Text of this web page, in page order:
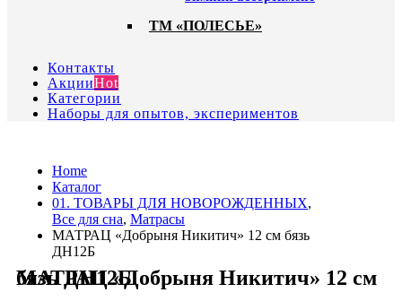
ТМ «ПОЛЕСЬЕ»
Контакты
АкцииHot
Категории
Наборы для опытов, экспериментов
Home
Каталог
01. ТОВАРЫ ДЛЯ НОВОРОЖДЕННЫХ,
Все для сна, Матрасы
МАТРАЦ «Добрыня Никитич» 12 см бязь
ДН12Б
МАТРАЦ «Добрыня Никитич» 12 см бязь ДН12Б